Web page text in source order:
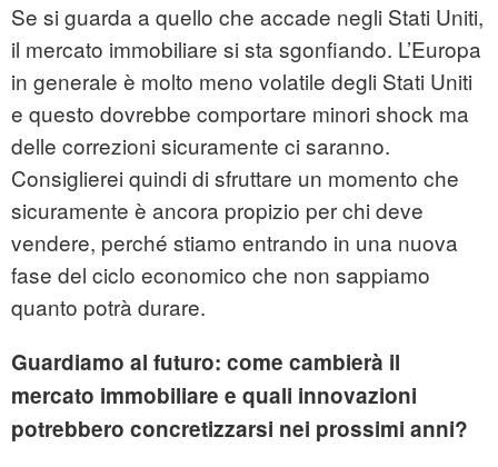
Se si guarda a quello che accade negli Stati Uniti,
il mercato immobiliare si sta sgonfiando. L’Europa
in generale è molto meno volatile degli Stati Uniti
e questo dovrebbe comportare minori shock ma
delle correzioni sicuramente ci saranno.
Consiglierei quindi di sfruttare un momento che
sicuramente è ancora propizio per chi deve
vendere, perché stiamo entrando in una nuova
fase del ciclo economico che non sappiamo
quanto potrà durare.
Guardiamo al futuro: come cambierà il
mercato immobiliare e quali innovazioni
potrebbero concretizzarsi nei prossimi anni?